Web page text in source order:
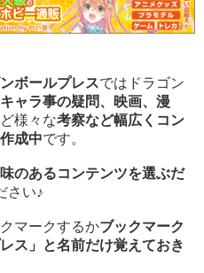
ンボールプレスではドラゴン
ャラ事の疑問、映画、漫
様々な考察など幅広くコン
成中です。
のあるコンテンツを選ぶだ
さい♪
マークするかブックマーク
ス」と名前だけ覚えておき